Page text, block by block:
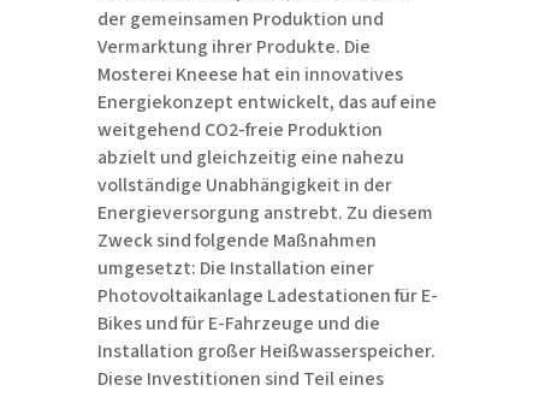
der gemeinsamen Produktion und
Vermarktung ihrer Produkte. Die
Mosterei Kneese hat ein innovatives
Energiekonzept entwickelt, das auf eine
weitgehend CO2-freie Produktion
abzielt und gleichzeitig eine nahezu
vollständige Unabhängigkeit in der
Energieversorgung anstrebt. Zu diesem
Zweck sind folgende Maßnahmen
umgesetzt: Die Installation einer
Photovoltaikanlage Ladestationen für E-
Bikes und für E-Fahrzeuge und die
Installation großer Heißwasserspeicher.
Diese Investitionen sind Teil eines